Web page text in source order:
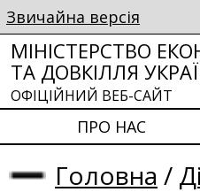
Звичайна версія
МІНІСТЕРСТВО
ТА ДОВКІЛЛЯ
ОФІЦІЙНИЙ ВЕБ-САЙТ
ПРО НАС
Головна /